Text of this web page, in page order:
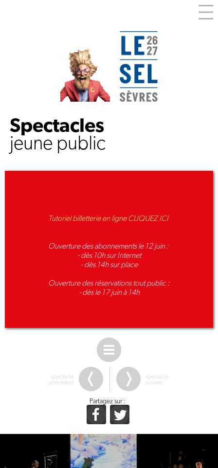
Spectacles
jeune public
Tutoriel billetterie en ligne CLIQUEZ ICI
Ouverture des abonnements le 12 juin :
- dès 10h sur Internet
- dès 14h sur place
Ouverture des réservations tout public :
- dès le 17 juin à 14h
spectacle
précédent
spectacle
suivant
Partagez sur :